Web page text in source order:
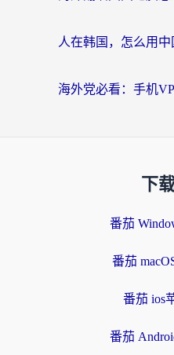
下
番茄
番茄
番茄 ios
番茄